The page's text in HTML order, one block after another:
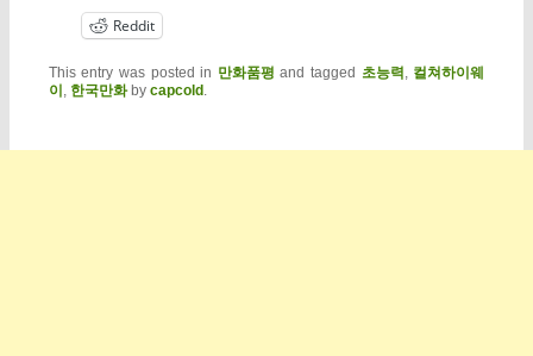
Reddit
This entry was posted in 만화품평 and tagged 초능력
컬쳐하이웨
이 한국만화by capcold.